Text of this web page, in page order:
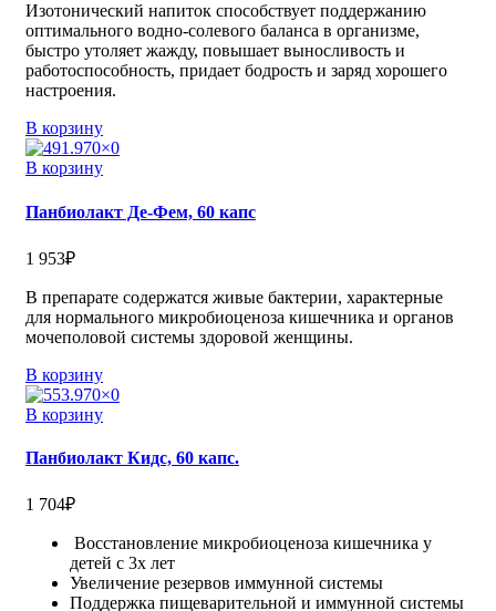
Изотонический напиток способствует поддержанию
оптимального водно-солевого баланса в организме,
быстро утоляет жажду, повышает выносливость и
работоспособность, придает бодрость и заряд хорошего
настроения.
В корзину
В корзину
Панбиолакт Де-Фем, 60 капс
1 953₽
В препарате содержатся живые бактерии, характерные
для нормального микробиоценоза кишечника и органов
мочеполовой системы здоровой женщины.
В корзину
В корзину
Панбиолакт Кидс, 60 капс.
1 704₽
Восстановление микробиоценоза кишечника у
детей с 3х лет
Увеличение резервов иммунной системы
Поддержка пищеварительной и иммунной системы